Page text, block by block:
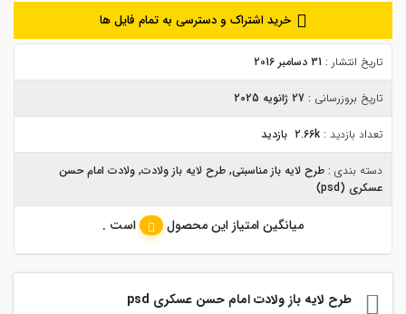
خرید اشتراک و دسترسی به تمام فایل ها
تاریخ انتشار : 31 دسامبر 2016
تاریخ بروزرسانی : 27 ژانویه 2025
تعداد بازدید : 2.66k بازدید
دسته بندی : طرح لایه باز مناسبتی, طرح لایه باز ولادت, ولادت امام حسن
عسکری (psd)
میانگین امتیاز این محصول است .
طرح لایه باز ولادت امام حسن عسکری psd